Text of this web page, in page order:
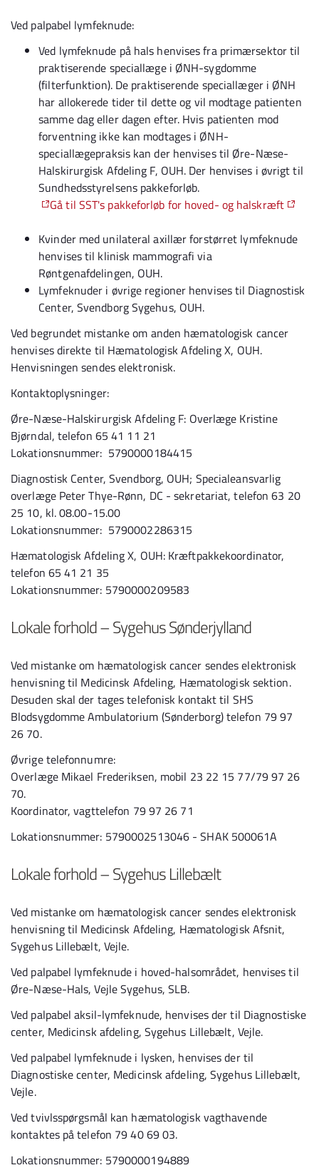
Ved palpabel lymfeknude:
Ved lymfeknude på hals henvises fra primærsektor til
praktiserende speciallæge i ØNH-sygdomme
(filterfunktion). De praktiserende speciallæger i ØNH
har allokerede tider til dette og vil modtage patienten
samme dag eller dagen efter. Hvis patienten mod
forventning ikke kan modtages i ØNH-
speciallægepraksis kan der henvises til Øre-Næse-
Halskirurgisk Afdeling F, OUH. Der henvises i øvrigt til
Sundhedsstyrelsens pakkeforløb.
Gå til SST's pakkeforløb for hoved- og halskræft
Kvinder med unilateral axillær forstørret lymfeknude
henvises til klinisk mammografi via
Røntgenafdelingen, OUH.
Lymfeknuder i øvrige regioner henvises til Diagnostisk
Center, Svendborg Sygehus, OUH.
Ved begrundet mistanke om anden hæmatologisk cancer
henvises direkte til Hæmatologisk Afdeling X, OUH.
Henvisningen sendes elektronisk.
Kontaktoplysninger:
Øre-Næse-Halskirurgisk Afdeling F: Overlæge Kristine
Bjørndal, telefon 65 41 11 21
Lokationsnummer: 5790000184415
Diagnostisk Center, Svendborg, OUH; Specialeansvarlig
overlæge Peter Thye-Rønn, DC - sekretariat, telefon 63 20
25 10, kl. 08.00-15.00
Lokationsnummer: 5790002286315
Hæmatologisk Afdeling X, OUH: Kræftpakkekoordinator,
telefon 65 41 21 35
Lokationsnummer: 5790000209583
Lokale forhold – Sygehus Sønderjylland
Ved mistanke om hæmatologisk cancer sendes elektronisk
henvisning til Medicinsk Afdeling, Hæmatologisk sektion.
Desuden skal der tages telefonisk kontakt til SHS
Blodsygdomme Ambulatorium (Sønderborg) telefon 79 97
26 70.
Øvrige telefonnumre:
Overlæge Mikael Frederiksen, mobil 23 22 15 77/79 97 26
70.
Koordinator, vagttelefon 79 97 26 71
Lokationsnummer: 5790002513046 - SHAK 500061A
Lokale forhold – Sygehus Lillebælt
Ved mistanke om hæmatologisk cancer sendes elektronisk
henvisning til Medicinsk Afdeling, Hæmatologisk Afsnit,
Sygehus Lillebælt, Vejle.
Ved palpabel lymfeknude i hoved-halsområdet, henvises til
Øre-Næse-Hals, Vejle Sygehus, SLB.
Ved palpabel aksil-lymfeknude, henvises der til Diagnostiske
center, Medicinsk afdeling, Sygehus Lillebælt, Vejle.
Ved palpabel lymfeknude i lysken, henvises der til
Diagnostiske center, Medicinsk afdeling, Sygehus Lillebælt,
Vejle.
Ved tvivlsspørgsmål kan hæmatologisk vagthavende
kontaktes på telefon 79 40 69 03.
Lokationsnummer: 5790000194889